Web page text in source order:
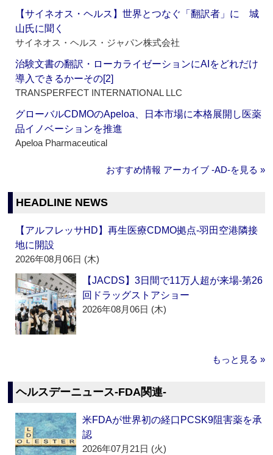
【サイネオス・ヘルス】世界とつなぐ「翻訳者」に 城
山氏に聞く
サイネオス・ヘルス・ジャパン株式会社
治験文書の翻訳・ローカライゼーションにAIをどれだけ
導入できるかーその[2]
TRANSPERFECT INTERNATIONAL LLC
グローバルCDMOのApeloa、日本市場に本格展開し医薬
品イノベーションを推進
Apeloa Pharmaceutical
おすすめ情報 アーカイブ ‐AD‐を見る »
HEADLINE NEWS
【アルフレッサHD】再生医療CDMO拠点‐羽田空港隣接
地に開設
2026年08月06日 (木)
【JACDS】3日間で11万人超が来場‐第26
回ドラッグストアショー
2026年08月06日 (木)
もっと見る »
ヘルスデーニュース‐FDA関連‐
米FDAが世界初の経口PCSK9阻害薬を承
認
2026年07月21日 (火)